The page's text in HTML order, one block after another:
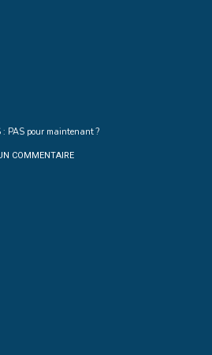
PAS pour maintenant ?
COMMENTAIRE